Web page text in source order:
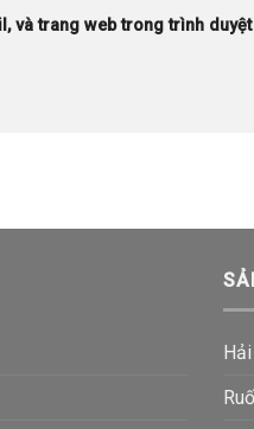
và trang web trong trình